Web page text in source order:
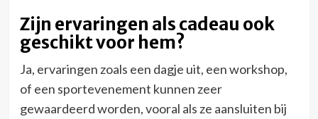
Zijn ervaringen als cadeau ook
geschikt voor hem?
Ja, ervaringen zoals een dagje uit, een workshop,
of een sportevenement kunnen zeer
gewaardeerd worden, vooral als ze aansluiten bij